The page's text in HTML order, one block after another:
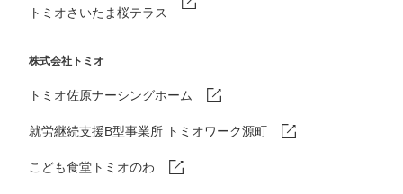
トミオさいたま桜テラス
株式会社トミオ
トミオ佐原ナーシングホーム
就労継続支援B型事業所 トミオワーク源町
こども食堂トミオのわ